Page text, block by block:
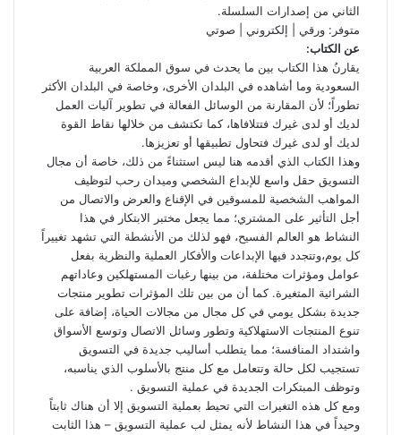
الثاني من إصدارات السلسلة.
متوفر: ورقي | إلكتروني | صوتي
عن الكتاب:
يقارنُ هذا الكتاب بين ما يحدث في سوق المملكة العربية
السعودية وما أشاهده في البلدان الأخرى، وخاصة في البلدان الأكثر
تطوراً؛ لأن المقارنة من الوسائل الفعالة في تطوير آليات العمل
لديك أو لدى غيرك فتتلافاها، كما تكتشف من خلالها نقاط القوة
لديك أو لدى غيرك فتحاول تطبيقها أو تعزيزها.
وهذا الكتاب الذي أقدمه هنا ليس استثناءً من ذلك، خاصة أن مجال
التسويق حقل واسع للإبداع الشخصي وميدان رحب لتوظيف
المواهب الشخصية للمسوقين في الإقناع والعرض والاتصال من
أجل التأثير على المشتري؛ مما يجعل مختبر الابتكار في هذا
النشاط هو العالم الفسيح، فهو لذلك من الأنشطة التي تشهد تغييراً
كل يوم،وتتجدد فيها الإبداعات والأفكار العملية والنظرية بفعل
عوامل ومؤثرات مختلفة، من بينها رغبات المستهلكين وعاداتهم
الشرائية المتغيرة. كما أن من بين تلك المؤثرات تطوير منتجات
جديدة بشكل يومي في كل مجال من مجالات الحياة، إضافة على
تنوع المنتجات الاستهلاكية وتطور وسائل الاتصال وتوسع الأسواق
واشتداد المنافسة؛ مما يتطلب أساليب جديدة في التسويق
تستجيب لكل حالة وتتعامل مع كل منتج بالأسلوب الذي يناسبه،
وتوظف المبتكرات الجديدة في عملية التسويق .
ومع كل هذه التغيرات التي تحيط بعملية التسويق إلا أن هناك ثابتاً
وحيداً في هذا النشاط لأنه يمثل لب عملية التسويق – هذا الثابت